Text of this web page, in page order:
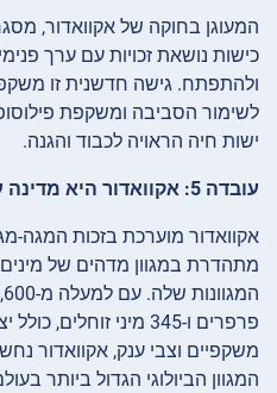
המעוגן בחוקה של אקוואדור,
כישות נושאת זכויות עם ערך
ולהתפתח. גישה חדשנית זו
לשימור הסביבה ומשקפת
ישות חיה הראויה לכבוד והגנה.
עובדה 5: אקוואדור היא מדינה עם מגה-מגוון של חיות
אקוואדור מוערכת בזכות המגה-
מתהדרת במגוון מדהים של
פרפרים ו-345 מיני
משקפיים וצבי ענק, אקוואדור